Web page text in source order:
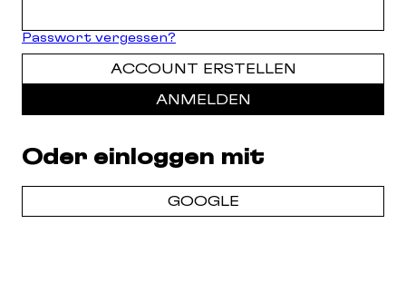
Passwort vergessen?
ACCOUNT ERSTELLEN
ANMELDEN
Oder einloggen mit
GOOGLE